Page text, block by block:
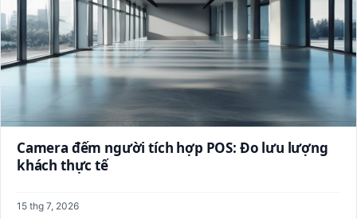
Camera đếm người tích hợp POS: Đo lưu lượng
khách thực tế
15 thg 7, 2026